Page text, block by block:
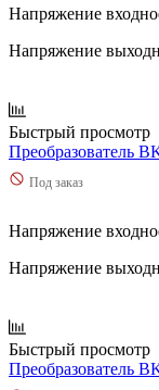
Напряжение
Напряжение
Быстрый просмотр
Преобразователь
Под заказ
Напряжение
Напряжение
Быстрый просмотр
Преобразователь